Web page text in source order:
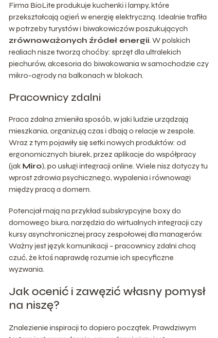
Firma BioLite produkuje kuchenki i lampy, które
przekształcają ogień w energię elektryczną. Idealnie trafiła
w potrzeby turystów i biwakowiczów poszukujących
zrównoważonych źródeł energii. W polskich
realiach nisze tworzą choćby: sprzęt dla ultralekich
piechurów, akcesoria do biwakowania w samochodzie czy
mikro-ogrody na balkonach w blokach.
Pracownicy zdalni
Praca zdalna zmieniła sposób, w jaki ludzie urządzają
mieszkania, organizują czas i dbają o relacje w zespole.
Wraz z tym pojawiły się setki nowych produktów: od
ergonomicznych biurek, przez aplikacje do współpracy
(jak Miro), po usługi integracji online. Wiele nisz dotyczy tu
wprost zdrowia psychicznego, wypalenia i równowagi
między pracą a domem.
Potencjał mają na przykład subskrypcyjne boxy do
domowego biura, narzędzia do wirtualnych integracji czy
kursy asynchronicznej pracy zespołowej dla managerów.
Ważny jest język komunikacji – pracownicy zdalni chcą
czuć, że ktoś naprawdę rozumie ich specyficzne
wyzwania.
Jak ocenić i zawęzić własny pomysł
na niszę?
Znalezienie inspiracji to dopiero początek. Prawdziwym